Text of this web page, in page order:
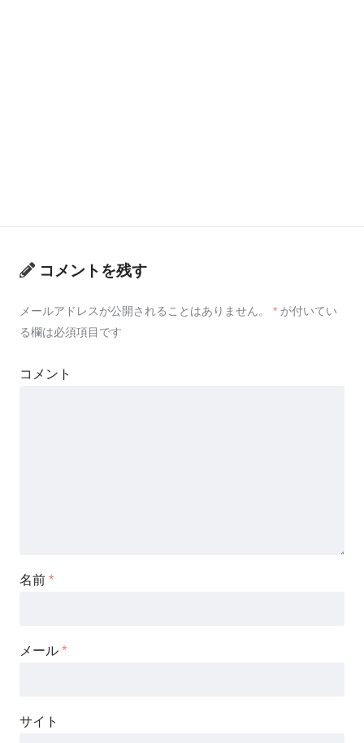
コメントを残す
メールアドレスが公開されることはありません。 * が付いてい
る欄は必須項目です
コメント
名前 *
メール *
サイト